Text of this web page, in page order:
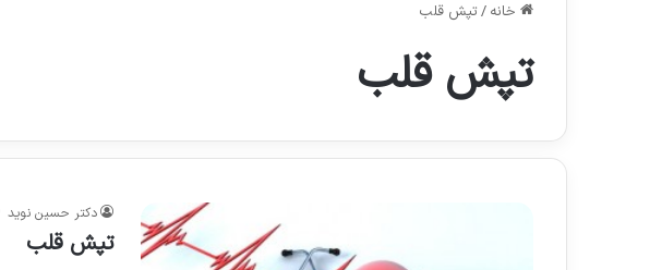
خانه / تپش قلب
تپش قلب
دکتر حسین نوید
تپش قلب